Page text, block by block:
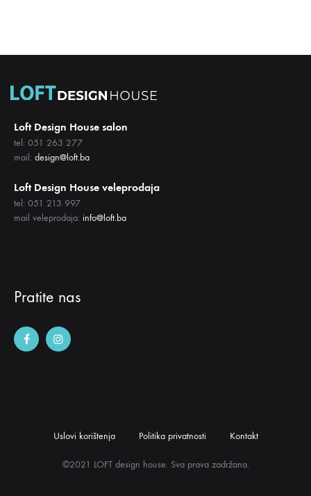
Loft Design House salon
tel: 051 263 277
mail: design@loft.ba
Loft Design House veleprodaja
tel: 051 213 997
mail veleprodaja: info@loft.ba
Pratite nas
©2021 LOFT design house. Sva prava zadržana.
Uslovi korištenja Politika privatnosti Kontakt